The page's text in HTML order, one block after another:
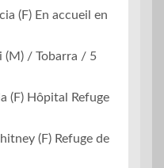
(F) En accueil en
(M) / Tobarra / 5
(F) Hôpital Refuge
(F) Refuge de